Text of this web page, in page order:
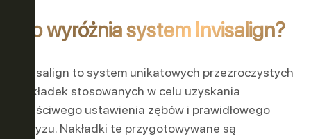
Co wyróżnia system Invisalign?
Invisalign to system unikatowych przezroczystych
nakładek stosowanych w celu uzyskania
właściwego ustawienia zębów i prawidłowego
zgryzu. Nakładki te przygotowywane są